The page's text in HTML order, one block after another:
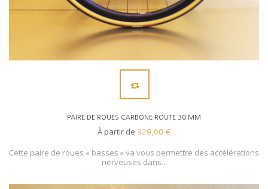
PAIRE DE ROUES CARBONE ROUTE 30 MM
À partir de 929,00 €
Cette paire de roues « basses » va vous permettre des accélérations
nerveuses dans...